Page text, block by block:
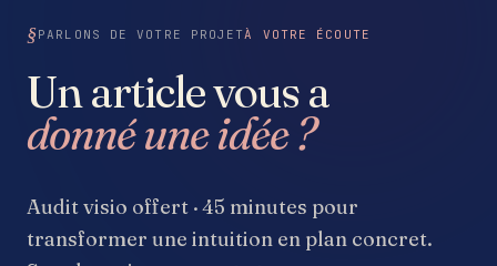
PARLONS DE VOTRE PROJETÀ VOTRE ÉCOUTE
Un article vous a
donné une idée ?
Audit visio offert · 45 minutes pour
transformer une intuition en plan concret.